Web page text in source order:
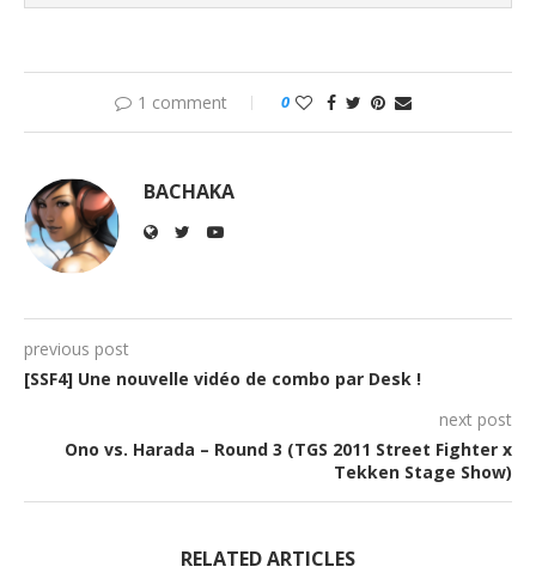
1 comment 0
BACHAKA
previous post
[SSF4] Une nouvelle vidéo de combo par Desk !
next post
Ono vs. Harada – Round 3 (TGS 2011 Street Fighter x
Tekken Stage Show)
RELATED ARTICLES